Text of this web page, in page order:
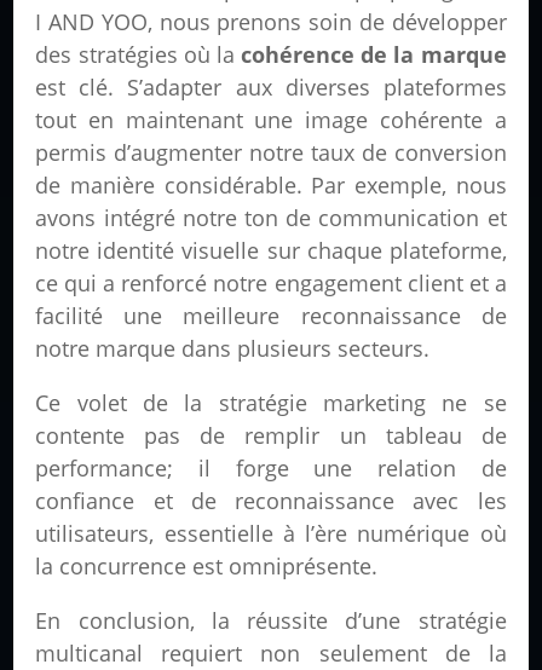
I AND YOO, nous prenons soin de développer
des stratégies où lacohérence de la marque
est clé. S’adapter aux diverses plateformes
tout en maintenant une image cohérente a
permis d’augmenter notre taux de conversion
de manière considérable. Par exemple, nous
avons intégré notre ton de communication et
notre identité visuelle sur chaque plateforme,
ce qui a renforcé notre engagement client et a
facilité une meilleure reconnaissance de
notre marque dans plusieurs secteurs.
Ce volet de la stratégie marketing ne se
contente pas de remplir un tableau de
performance; il forge une relation de
confiance et de reconnaissance avec les
utilisateurs, essentielle à l’ère numérique où
la concurrence est omniprésente.
En conclusion, la réussite d’une stratégie
multicanal requiert non seulement de la